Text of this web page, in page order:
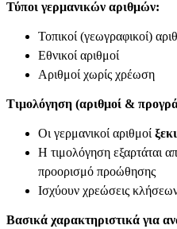
Τύποι γερμανικών αριθμών:
Τοπικοί (γεωγραφικοί)
Εθνικοί αριθμοί
Αριθμοί χωρίς χρέωση
Τιμολόγηση (αριθμοί &
Οι γερμανικοί αριθμοί
Η τιμολόγηση εξαρτάται
προορισμό προώθησης
Ισχύουν χρεώσεις
Βασικά χαρακτηριστικά για